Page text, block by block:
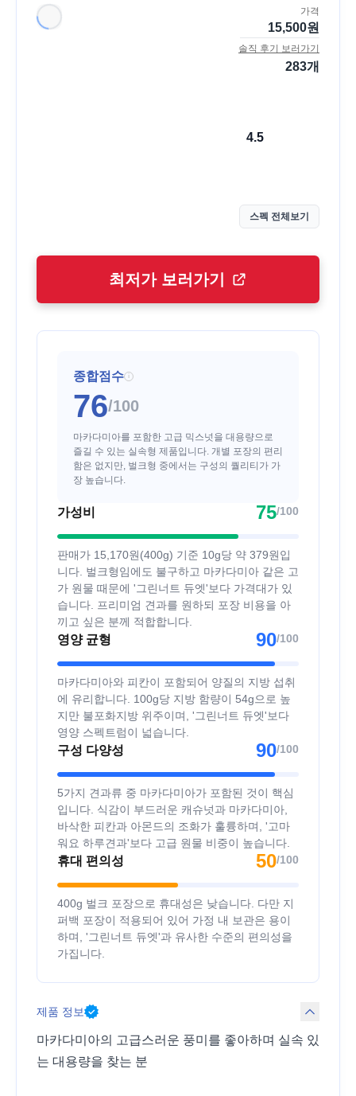
가격
15,500원
솔직 후기 보러가기
283개
4.5
스펙 전체보기
최저가 보러가기
종합점수 i
76/100
마카다미아를 포함한 고급 믹스넛을 대용량으로
즐길 수 있는 실속형 제품입니다. 개별 포장의 편리
함은 없지만, 벌크형 중에서는 구성의 퀄리티가 가
장 높습니다.
가성비 75/100
판매가 15,170원(400g) 기준 10g당 약 379원입
니다. 벌크형임에도 불구하고 마카다미아 같은 고
가 원물 때문에 '그린너트 듀엣'보다 가격대가 있
습니다. 프리미엄 견과를 원하되 포장 비용을 아
끼고 싶은 분께 적합합니다.
영양 균형 90/100
마카다미아와 피칸이 포함되어 양질의 지방 섭취
에 유리합니다. 100g당 지방 함량이 54g으로 높
지만 불포화지방 위주이며, '그린너트 듀엣'보다
영양 스펙트럼이 넓습니다.
구성 다양성 90/100
5가지 견과류 중 마카다미아가 포함된 것이 핵심
입니다. 식감이 부드러운 캐슈넛과 마카다미아,
바삭한 피칸과 아몬드의 조화가 훌륭하며, '고마
워요 하루견과'보다 고급 원물 비중이 높습니다.
휴대 편의성 50/100
400g 벌크 포장으로 휴대성은 낮습니다. 다만 지
퍼백 포장이 적용되어 있어 가정 내 보관은 용이
하며, '그린너트 듀엣'과 유사한 수준의 편의성을
가집니다.
제품 정보
마카다미아의 고급스러운 풍미를 좋아하며 실속 있
는 대용량을 찾는 분